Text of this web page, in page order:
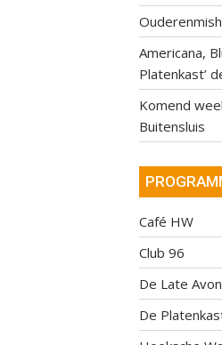
Americana,
Platenkast’
Komend
Buitensluis
Café HW
Club 96
De Late
De